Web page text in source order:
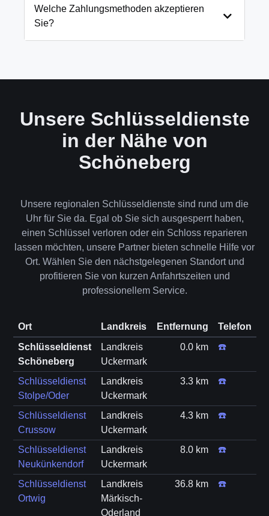
und öffnen Ihre Tür in 99% der Fälle
zerstörungsfrei. Nur in absoluten Ausnahmefällen,
Welche Zahlungsmethoden akzeptieren
Sie?
Unsere Schlüsseldienste
in der Nähe von
Schöneberg
Unsere regionalen Schlüsseldienste sind rund um die
Uhr für Sie da. Egal ob Sie sich ausgesperrt haben,
einen Schlüssel verloren oder ein Schloss reparieren
lassen möchten, unsere Partner bieten schnelle Hilfe vor
Ort. Wählen Sie den nächstgelegenen Standort und
profitieren Sie von kurzen Anfahrtszeiten und
professionellem Service.
Ort Landkreis Entfernung
Telefon
Schlüsseldienst
Schöneberg
Landkreis
Uckermark
0.0 km ☎️
Schlüsseldienst
Stolpe/Oder
Landkreis
Uckermark
3.3 km ☎️
Schlüsseldienst
Crussow
Landkreis
Uckermark
4.3 km ☎️
Schlüsseldienst
Neukünkendorf
Landkreis
Uckermark
8.0 km ☎️
Schlüsseldienst
Ortwig
Landkreis
Märkisch-
Oderland
36.8 km ☎️